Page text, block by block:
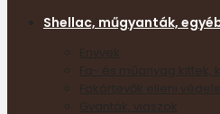
Shellac, műgyanták,
Enyvek
Fa- és műanyag kittek,
Fakártevők elleni
Gyanták, viaszok